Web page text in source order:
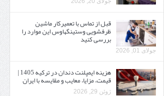
قبل از تماس با تعمیرکار ماشین
ظرفشویی وستینگهاوس این موارد را
بررسی کنید
جولای 01, 2026
هزینه ایمپلنت دندان در ترکیه 1405 |
قیمت، مزایا، معایب و مقایسه با ایران
ژوئن 29, 2026